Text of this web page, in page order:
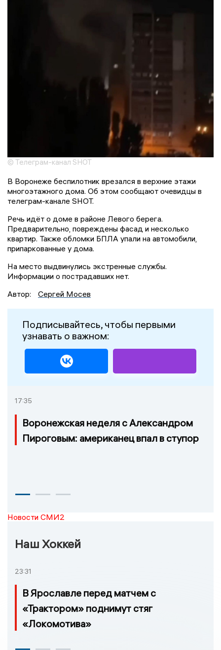
© Телеграм-канал SHOT
В Воронеже беспилотник врезался в верхние этажи
многоэтажного дома. Об этом сообщают очевидцы в
телеграм-канале SHOT.
Речь идёт о доме в районе Левого берега.
Предварительно, повреждены фасад и несколько
квартир. Также обломки БПЛА упали на автомобили,
припаркованные у дома.
На место выдвинулись экстренные службы.
Информации о пострадавших нет.
Автор:
Сергей Мосев
Подписывайтесь, чтобы первыми
узнавать о важном:
17:35
Воронежская неделя с Александром
Пироговым: американец впал в ступор
Новости СМИ2
Наш Хоккей
23:31
В Ярославле перед матчем с
«Трактором» поднимут стяг
«Локомотива»